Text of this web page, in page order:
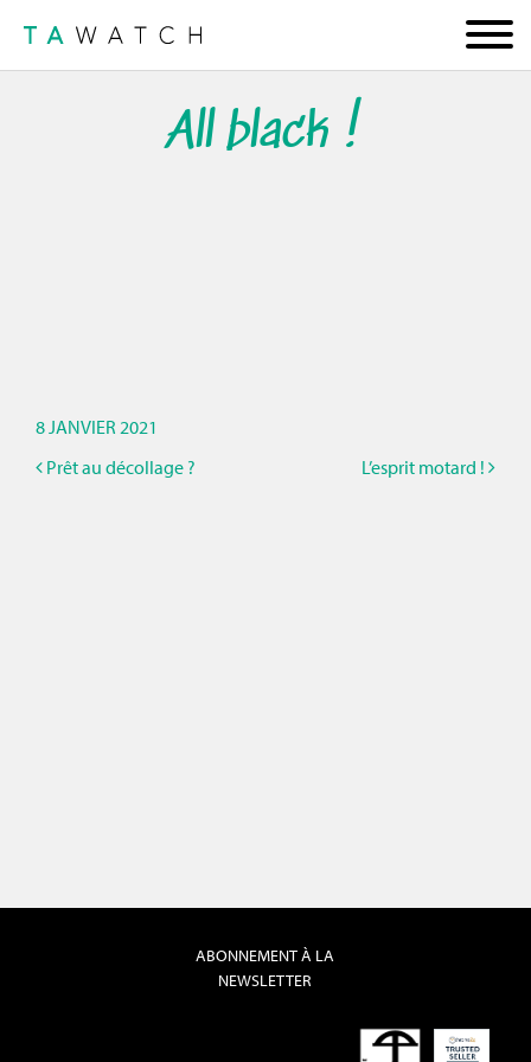
All black !
8 JANVIER 2021
Prêt au décollage ?
L’esprit motard !
ABONNEMENT À LA
NEWSLETTER